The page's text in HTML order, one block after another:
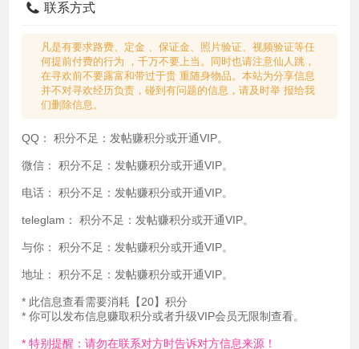
联系方式
凡是有要求路费、定金 、保证金、照片验证、视频验证等任
何提前付费的行为 ，千万不要上当。同时也请注意仙人跳，
在寻欢前不要露富和带过于贵 重随身物品。本站为分享信息
并不对寻欢经历负责，碰到有问题的信息，请及时举 报给我
们删除信息。
QQ： 积分不足：发帖赚积分或开通VIP。
微信： 积分不足：发帖赚积分或开通VIP。
电话： 积分不足：发帖赚积分或开通VIP。
teleglam： 积分不足：发帖赚积分或开通VIP。
与你： 积分不足：发帖赚积分或开通VIP。
地址： 积分不足：发帖赚积分或开通VIP。
* 此信息查看需要消耗【20】积分
* 你可以发布信息赚取积分或者升级VIP会员无限制查看。
* 特别提醒：请勿在联系对方时告诉对方信息来源！